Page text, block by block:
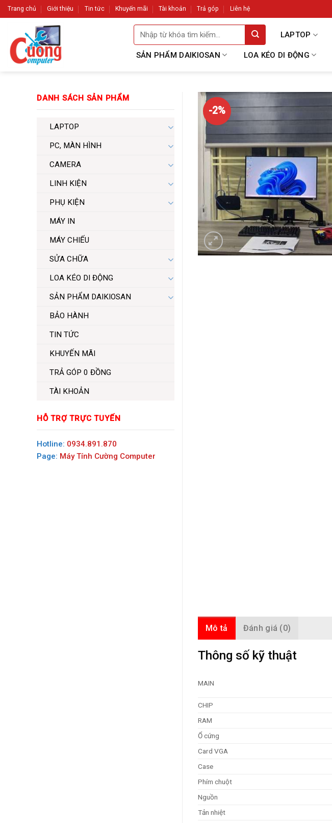
Skip
to
Trang chủ Giới thiệu Tin tức Khuyến mãi Tài khoản Trả góp Liên hệ
Tìm
kiếm:
LAPTOP
SẢN PHẨM DAIKIOSAN LOA KÉO DI ĐỘNG
DANH SÁCH SẢN PHẨM
LAPTOP
PC, MÀN HÌNH
CAMERA
LINH KIỆN
PHỤ KIỆN
MÁY IN
MÁY CHIẾU
SỬA CHỮA
LOA KÉO DI ĐỘNG
SẢN PHẨM DAIKIOSAN
BẢO HÀNH
TIN TỨC
KHUYẾN MÃI
TRẢ GÓP 0 ĐỒNG
TÀI KHOẢN
HỖ TRỢ TRỰC TUYẾN
Hotline: 0934.891.870
Page: Máy Tính Cường Computer
-2%
Mô tả Đánh giá (0)
Thông số kỹ thuật
MAIN
CHIP
RAM
Ổ cứng
Card VGA
Case
Phím chuột
Nguồn
Tản nhiệt